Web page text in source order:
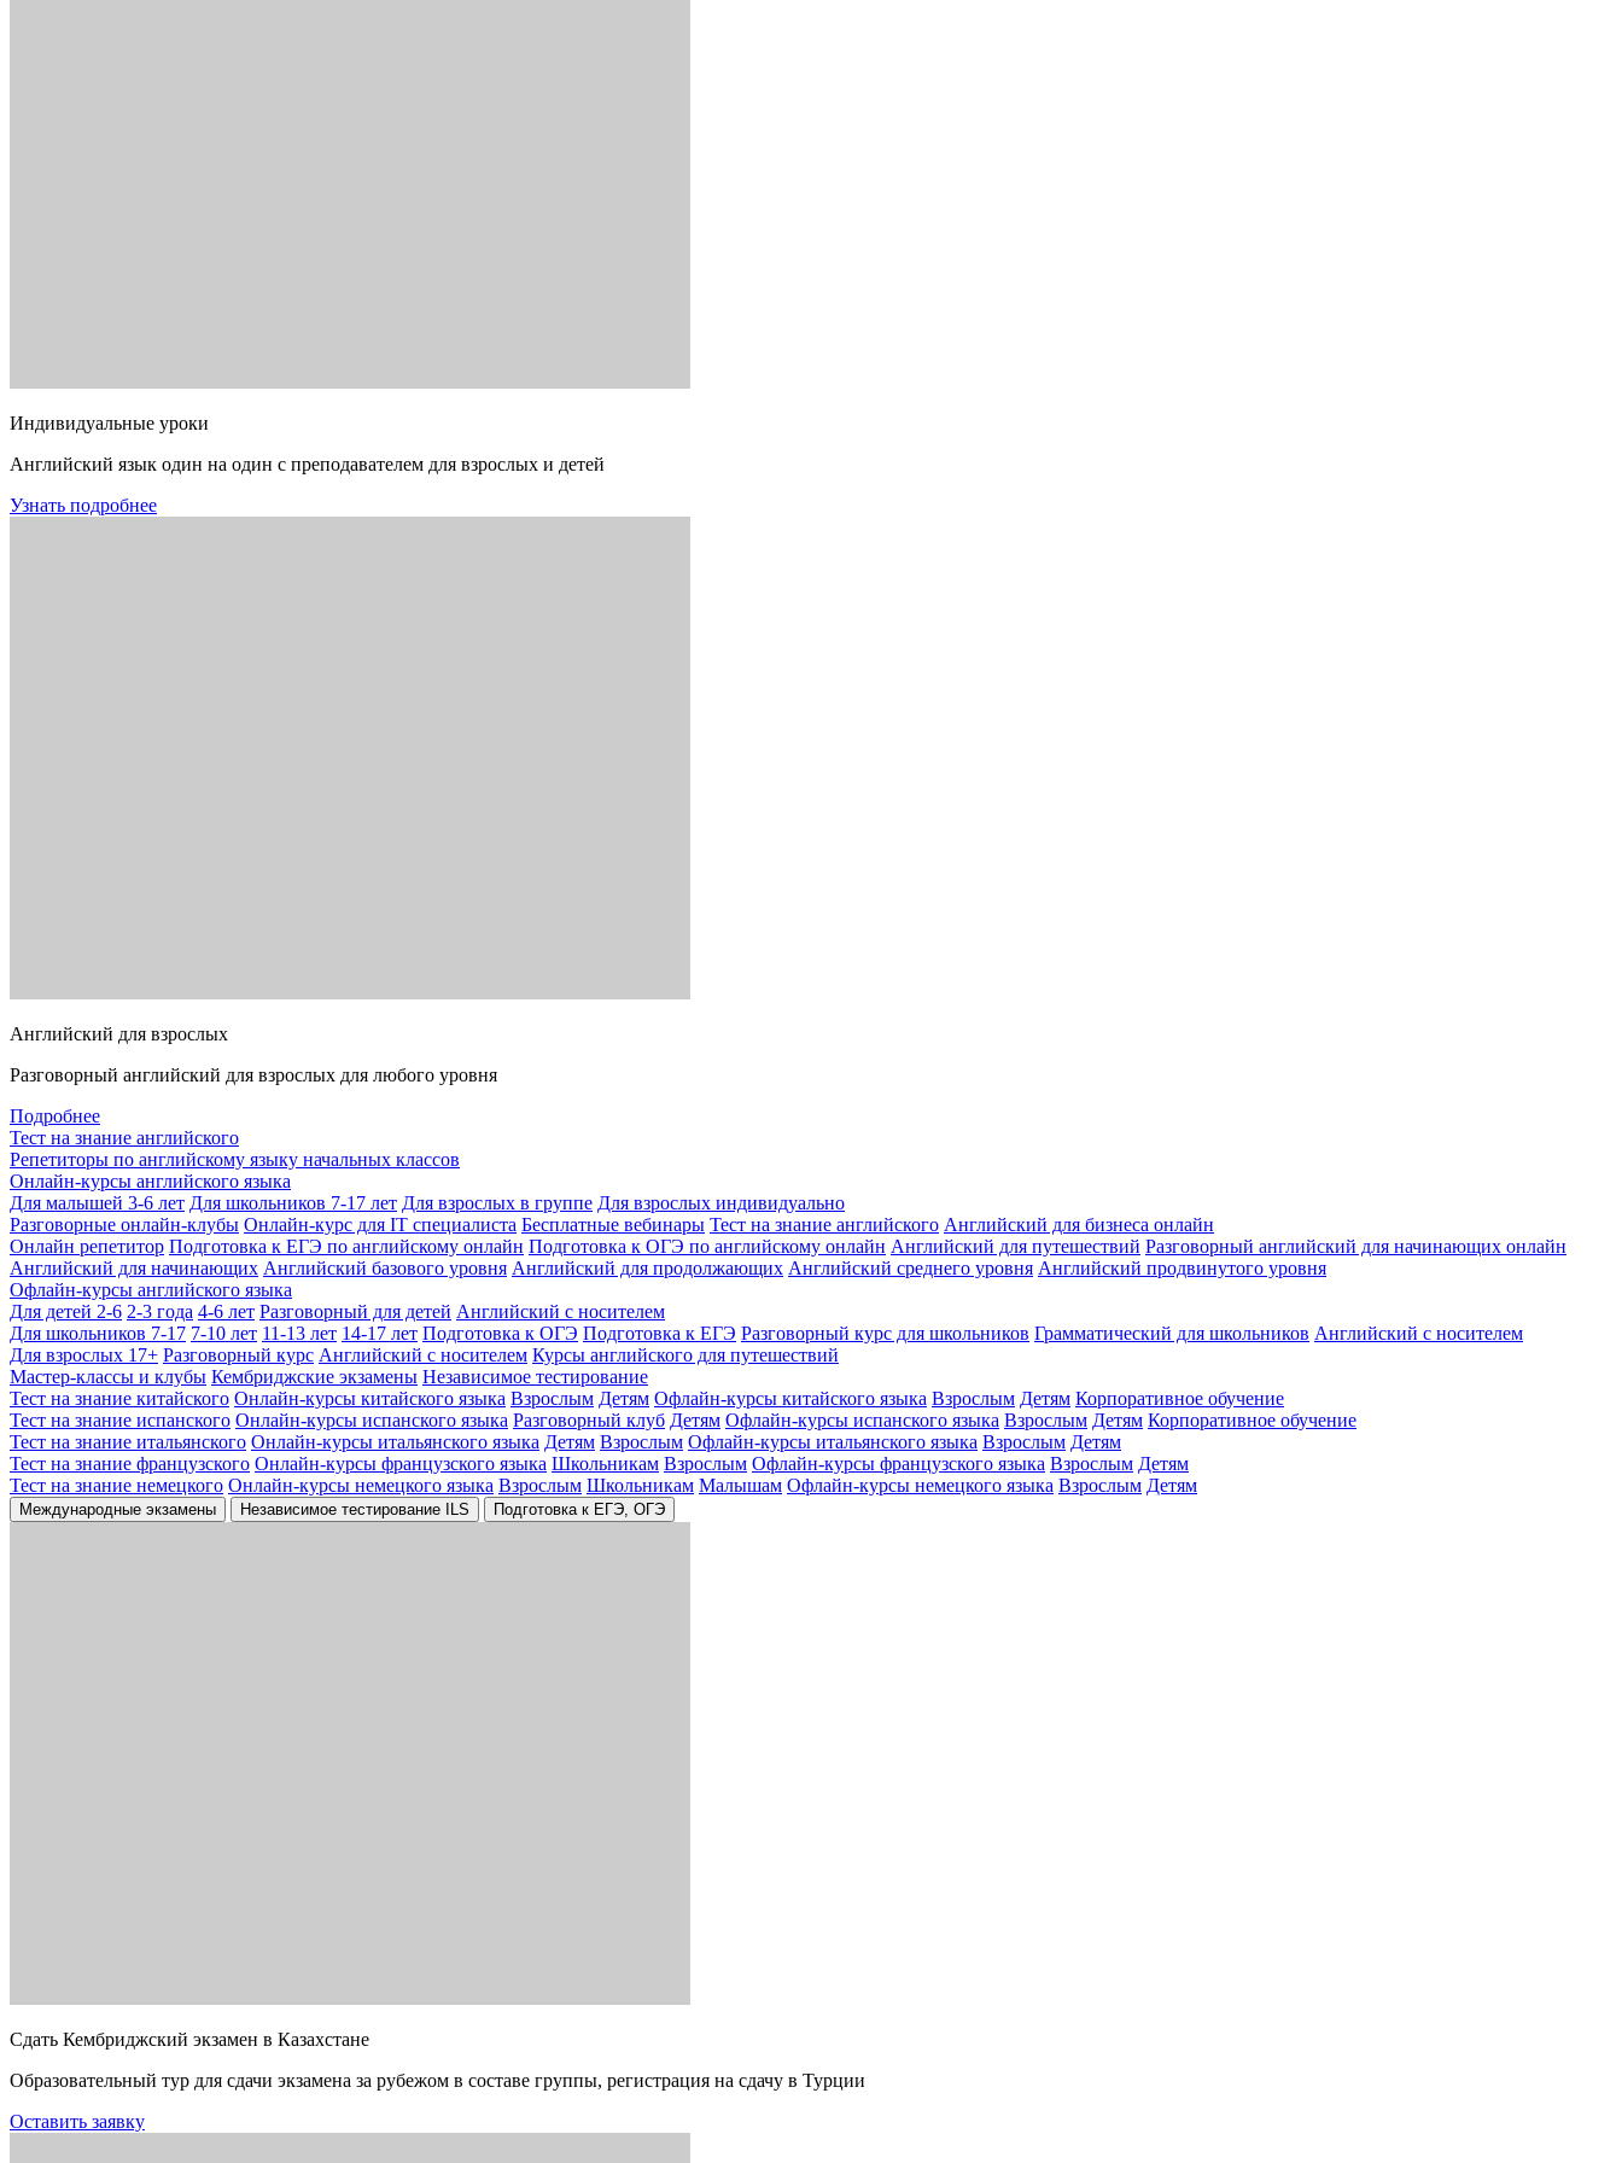
Индивидуальные уроки
Английский язык один на один с преподавателем для взрослых и детей
Узнать подробнее
Английский для взрослых
Разговорный английский для взрослых для любого уровня
Подробнее
Тест на знание английского
Репетиторы по английскому языку начальных классов
Онлайн-курсы английского языка
Для малышей 3-6 лет Для школьников 7-17 лет Для взрослых в группе Для взрослых индивидуально
Разговорные онлайн-клубы Онлайн-курс для IT специалиста Бесплатные вебинары Тест на знание английского Английский для бизнеса онлайн
Онлайн репетитор Подготовка к ЕГЭ по английскому онлайн Подготовка к ОГЭ по английскому онлайн Английский для путешествий Разговорный английский для начинающих онлайн
Английский для начинающих Английский базового уровня Английский для продолжающих Английский среднего уровня Английский продвинутого уровня
Офлайн-курсы английского языка
Для детей 2-6 2-3 года 4-6 лет Разговорный для детей Английский с носителем
Для школьников 7-17 7-10 лет 11-13 лет 14-17 лет Подготовка к ОГЭ Подготовка к ЕГЭ Разговорный курс для школьников Грамматический для школьников Английский с носителем
Для взрослых 17+ Разговорный курс Английский с носителем Курсы английского для путешествий
Мастер-классы и клубы Кембриджские экзамены Независимое тестирование
Тест на знание китайского Онлайн-курсы китайского языка Взрослым Детям Офлайн-курсы китайского языка Взрослым Детям Корпоративное обучение
Тест на знание испанского Онлайн-курсы испанского языка Разговорный клуб Детям Офлайн-курсы испанского языка Взрослым Детям Корпоративное обучение
Тест на знание итальянского Онлайн-курсы итальянского языка Детям Взрослым Офлайн-курсы итальянского языка Взрослым Детям
Тест на знание французского Онлайн-курсы французского языка Школьникам Взрослым Офлайн-курсы французского языка Взрослым Детям
Тест на знание немецкого Онлайн-курсы немецкого языка Взрослым Школьникам Малышам Офлайн-курсы немецкого языка Взрослым Детям
Международные экзамены Независимое тестирование ILS Подготовка к ЕГЭ, ОГЭ
Сдать Кембриджский экзамен в Казахстане
Образовательный тур для сдачи экзамена за рубежом в составе группы, регистрация на сдачу в Турции
Оставить заявку